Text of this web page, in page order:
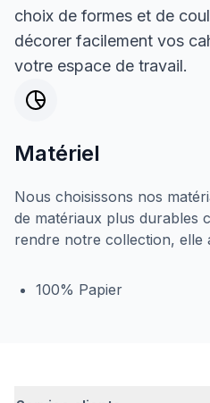
choix de formes et de
décorer facilement vos
votre espace de travail.
Matériel
Nous choisissons nos
de matériaux plus durables
rendre notre collection, elle
100% Papier